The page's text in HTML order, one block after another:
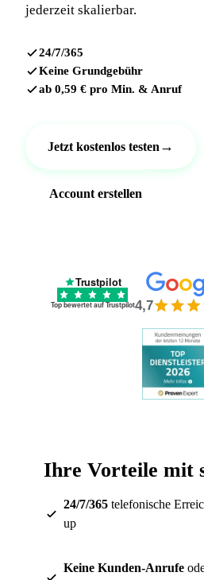
jederzeit skalierbar.
24/7/365
Keine Grundgebühr
ab 0,59 € pro Min. & Anruf
Jetzt kostenlos testen →
Account erstellen
Trustpilot
Top bewertet auf Trustpilot4,7
Ihre Vorteile mit
24/7/365telefonische
up
Keine Kunden-Anrufe